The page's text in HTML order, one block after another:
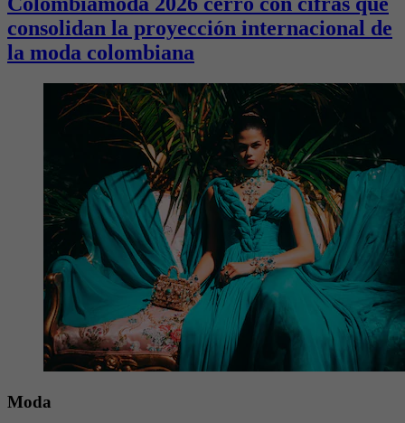
consolidan la proyección internacional de
la moda colombiana
Moda